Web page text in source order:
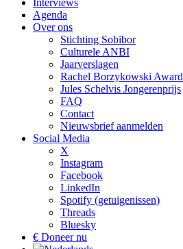
Interviews
Agenda
Over ons
Stichting Sobibor
Culturele ANBI
Jaarverslagen
Rachel Borzykowski Award
Jules Schelvis Jongerenprijs
FAQ
Contact
Nieuwsbrief aanmelden
Social Media
X
Instagram
Facebook
LinkedIn
Spotify (getuigenissen)
Threads
Bluesky
€ Doneer nu